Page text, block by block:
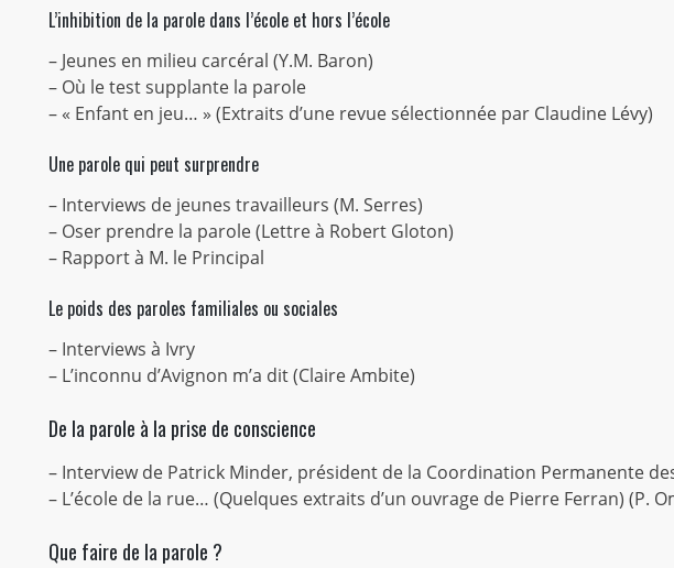
L’inhibition de la parole dans l’école et hors l’école
– Jeunes en milieu carcéral (Y.M. Baron)
– Où le test supplante la parole
– « Enfant en jeu… » (Extraits d’une revue sélectionnée par Claudine Lévy)
Une parole qui peut surprendre
– Interviews de jeunes travailleurs (M. Serres)
– Oser prendre la parole (Lettre à Robert Gloton)
– Rapport à M. le Principal
Le poids des paroles familiales ou sociales
– Interviews à Ivry
– L’inconnu d’Avignon m’a dit (Claire Ambite)
De la parole à la prise de conscience
– Interview de Patrick Minder, président de la Coordination Permanente des
– L’école de la rue… (Quelques extraits d’un ouvrage de Pierre Ferran) (P.
Que faire de la parole ?